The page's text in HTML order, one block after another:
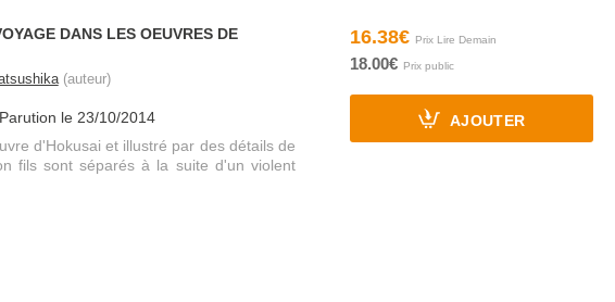
DANS LES OEUVRES DE
(auteur)
Parution le 23/10/2014
d'Hokusai et illustré par des détails de
fils sont séparés à la suite d'un violent
16.38€
18.00€
AJOUTER